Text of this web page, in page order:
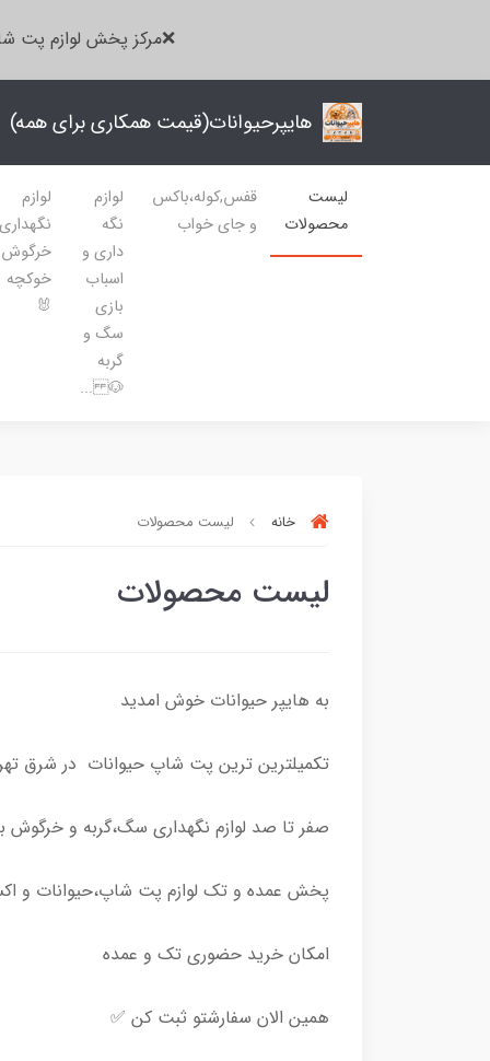
❌مرکز پخش لوازم پت
هایپرحیوانات(قیمت همکاری برای همه)
لیست
محصولات
قفس,کوله،باکس
و جای خواب
لوازم
نگه
داری و
اسباب
بازی
سگ و
گربه
🐶 ...
لوازم
نگهداری
خرگوش
خوکچه
🐰
خانه لیست محصولات
لیست محصولات
به هایپر حیوانات خوش امدید
تکمیلترین ترین پت شاپ حیوانات در شرق
صفر تا صد لوازم نگهداری سگ،گربه و خرگوش
پخش عمده و تک لوازم پت شاپ،حیوانات و
امکان خرید حضوری تک و عمده
همین الان سفارشتو ثبت کن ✅